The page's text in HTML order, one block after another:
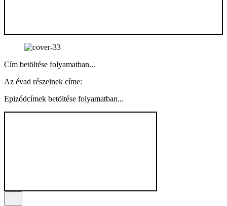
Cím betöltése folyamatban...
Az évad részeinek címe:
Epizódcímek betöltése folyamatban...